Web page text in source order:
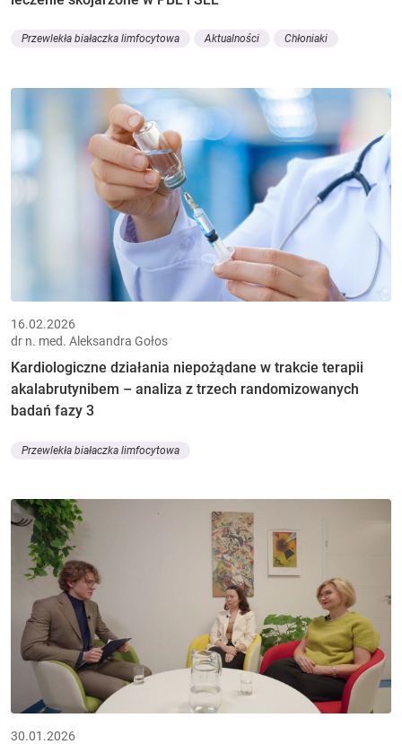
Przewlekła białaczka limfocytowa Aktualności Chłoniaki
16.02.2026
dr n. med. Aleksandra Gołos
Kardiologiczne działania niepożądane w trakcie terapii
akalabrutynibem – analiza z trzech randomizowanych
badań fazy 3
Przewlekła białaczka limfocytowa
30.01.2026